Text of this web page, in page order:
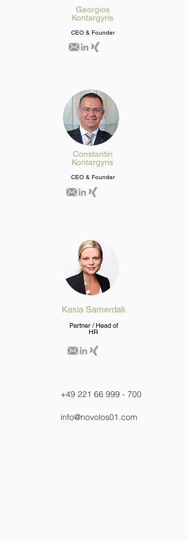
Georgios
Kontargyris
CEO & Founder
Constantin
Kontargyris
CEO & Founder
Kasia Samerdak
Partner / Head of
HR
+49 221 66 999 - 700
info@novolos01.com